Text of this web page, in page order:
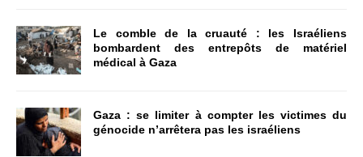
Le comble de la cruauté : les Israéliens
bombardent des entrepôts de matériel
médical à Gaza
Gaza : se limiter à compter les victimes du
génocide n’arrêtera pas les israéliens